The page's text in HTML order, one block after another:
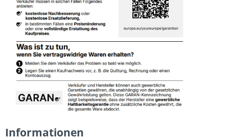
Informationen